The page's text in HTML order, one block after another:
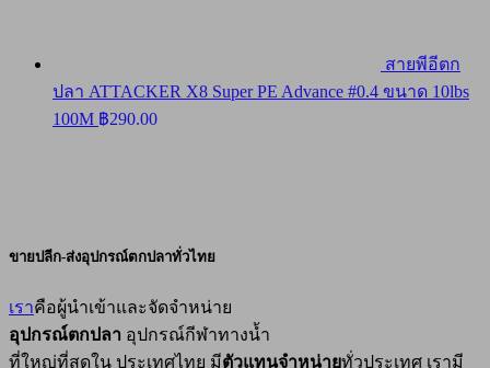
สายพีอีตก
ปลา ATTACKER X8 Super PE Advance #0.4 ขนาด 10lbs
100M ฿290.00
ขายปลีก-ส่งอุปกรณ์ตกปลาทั่วไทย
เราคือผู้นำเข้าและจัดจำหน่าย
อุปกรณ์ตกปลา อุปกรณ์กีฬาทางน้ำ
ที่ใหญ่ที่สุดใน ประเทศไทย มีตัวแทนจำหน่ายทั่วประเทศ เรามี